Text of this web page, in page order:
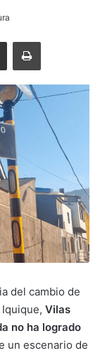
Enviar vía email Imprimir
del cambio de
Vilas
no ha logrado
un escenario de